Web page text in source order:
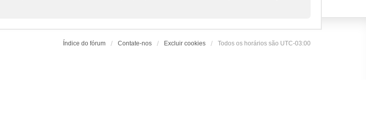
Índice do fórum Contate-nos Excluir cookies Todos os horários são UTC-03:00